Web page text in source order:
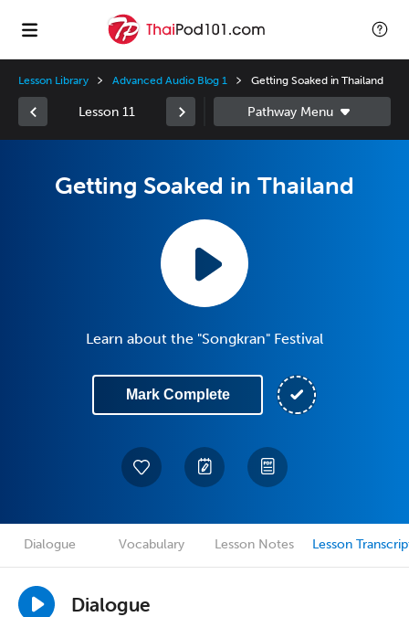
Lesson Library Advanced Audio Blog 1 Getting Soaked in Thailand
Lesson 11
Getting Soaked in Thailand
Learn about the "Songkran" Festival
Mark Complete
Dialogue Vocabulary Lesson Notes Lesson
Dialogue